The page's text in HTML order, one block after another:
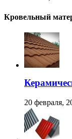
Кровельный
20 февраля,